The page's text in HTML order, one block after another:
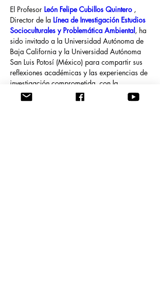
El Profesor León Felipe Cubillos Quintero ,
Director de la Línea de Investigación Estudios
Socioculturales y Problemática Ambiental, ha
sido invitado a la Universidad Autónoma de
Baja California y la Universidad Autónoma
San Luis Potosí (México) para compartir sus
reflexiones académicas y las experiencias de
investigación comprometida, con la
conferencia titulada "El papel de la
interdisciplinariedad en los conflictos